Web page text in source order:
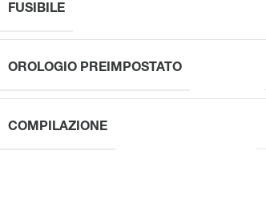
FUSIBILE
OROLOGIO PREIMPOSTATO
COMPILAZIONE